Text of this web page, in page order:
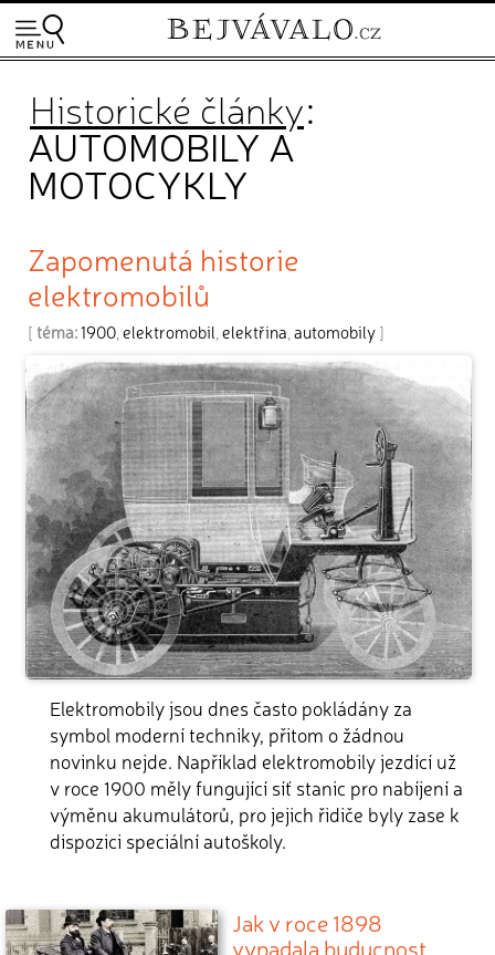
Historické články:
AUTOMOBILY A
MOTOCYKLY
Zapomenutá historie
elektromobilů
[ téma:1900 elektromobil elektřina automobily]
Elektromobily jsou dnes často pokládány za
symbol moderní techniky, přitom o žádnou
novinku nejde. Například elektromobily jezdící už
v roce 1900 měly fungující síť stanic pro nabíjení a
výměnu akumulátorů, pro jejich řidiče byly zase k
dispozici speciální autoškoly.
Jak v roce 1898
vypadala buducnost